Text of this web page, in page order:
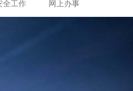
全工作 网上办事